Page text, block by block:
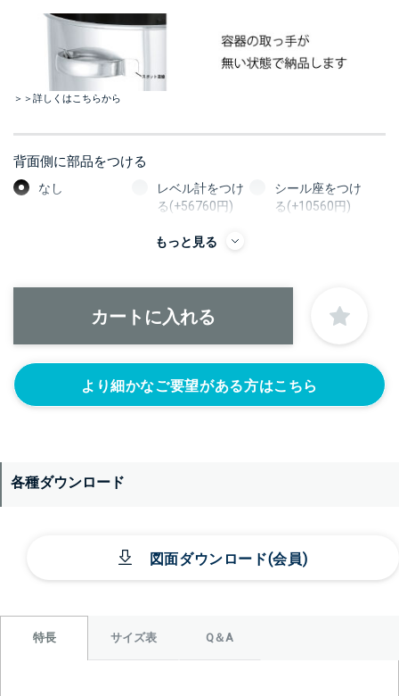
＞＞詳しくはこちらから
背面側に部品をつける
なし
レベル計をつけ
る(+56760円)
シール座をつけ
る(+10560円)
もっと見る
より細かなご要望がある方はこちら
各種ダウンロード
図面ダウンロード(会員)
特長 サイズ表 Q＆A